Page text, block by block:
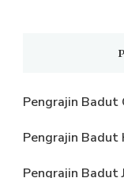
Pengrajin Badut
Pengrajin Badut
Pengrajin Badut